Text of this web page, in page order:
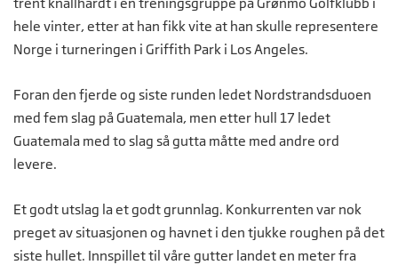
hele vinter, etter at han fikk vite at han skulle representere
Norge i turneringen i Griffith Park i Los Angeles.
Foran den fjerde og siste runden ledet Nordstrandsduoen
med fem slag på Guatemala, men etter hull 17 ledet
Guatemala med to slag så gutta måtte med andre ord
levere.
Et godt utslag la et godt grunnlag. Konkurrenten var nok
preget av situasjonen og havnet i den tjukke roughen på det
siste hullet. Innspillet til våre gutter landet en meter fra